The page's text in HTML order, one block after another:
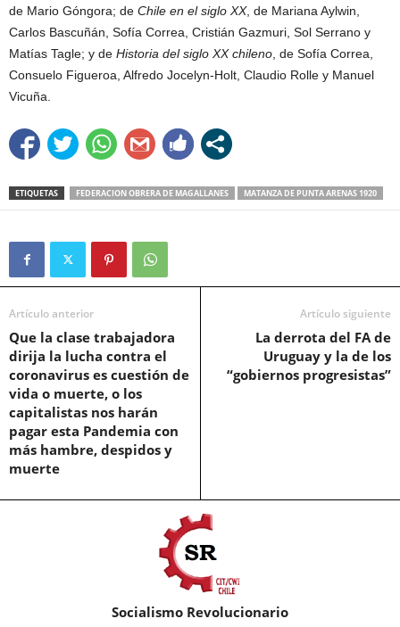
de Mario Góngora; de Chile en el siglo XX, de Mariana Aylwin,
Carlos Bascuñán, Sofía Correa, Cristián Gazmuri, Sol Serrano y
Matías Tagle; y de Historia del siglo XX chileno , de Sofía Correa,
Consuelo Figueroa, Alfredo Jocelyn-Holt, Claudio Rolle y Manuel
Vicuña.
ETIQUETAS FEDERACION OBRERA DE MAGALLANES MATANZA DE PUNTA ARENAS 1920
Artículo anterior
Que la clase trabajadora
dirija la lucha contra el
coronavirus es cuestión de
vida o muerte, o los
capitalistas nos harán
pagar esta Pandemia con
más hambre, despidos y
muerte
Artículo siguiente
La derrota del FA de
Uruguay y la de los
“gobiernos progresistas”
Socialismo Revolucionario